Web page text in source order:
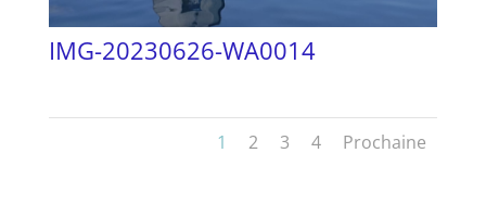
IMG-20230626-WA0014
1 2 3 4 Prochaine